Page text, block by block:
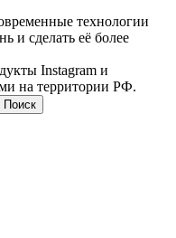
технологии
и сделать её более
Instagram и
на территории РФ.